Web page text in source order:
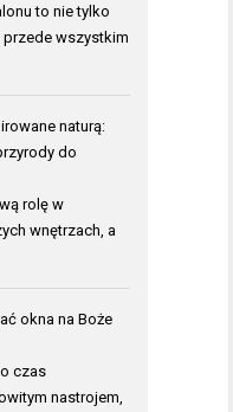
to nie tylko
wszystkim
naturą:
do
rolę w
wnętrzach, a
okna na Boże
czas
nastrojem,